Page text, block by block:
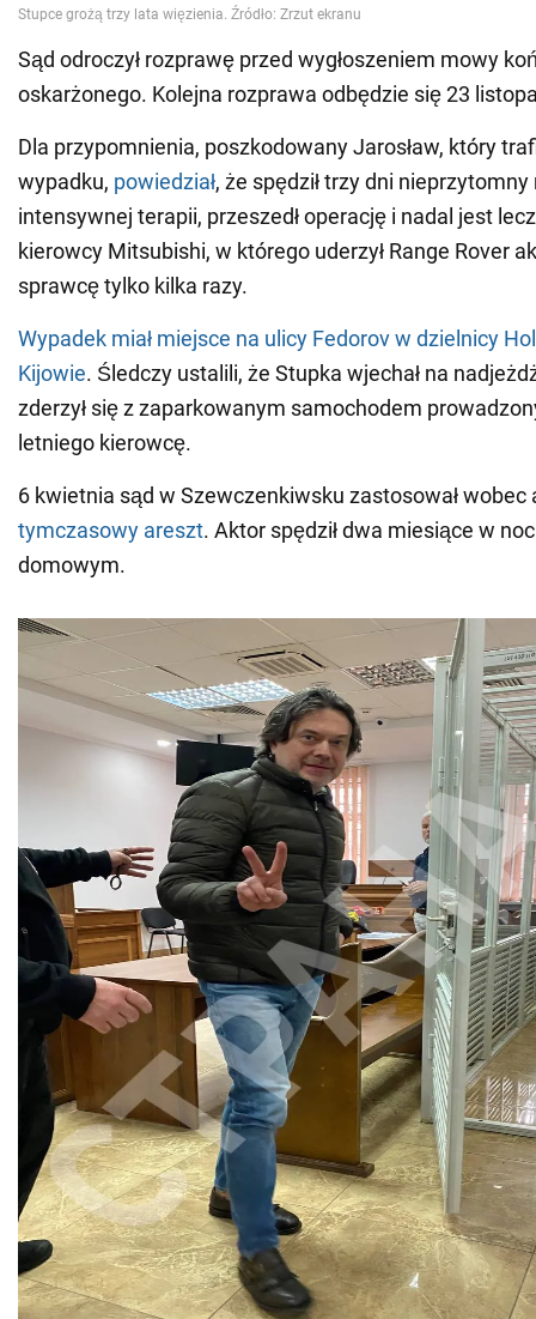
Sąd odroczył rozprawę przed wygłoszeniem mowy
oskarżonego. Kolejna rozprawa odbędzie się 23
Dla przypomnienia, poszkodowany Jarosław, który
wypadku, powiedział, że spędził trzy dni
intensywnej terapii, przeszedł operację i nadal jest
kierowcy Mitsubishi, w którego uderzył Range Rover
sprawcę tylko kilka razy.
Wypadek miał miejsce na ulicy Fedorov w dzielnicy
Kijowie. Śledczy ustalili, że Stupka wjechał na
zderzył się z zaparkowanym samochodem
letniego kierowcę.
6 kwietnia sąd w Szewczenkiwsku zastosował wobec
tymczasowy areszt. Aktor spędził dwa miesiące w
domowym.